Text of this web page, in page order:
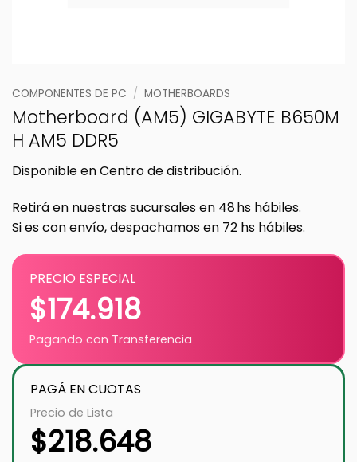
COMPONENTES DE PC / MOTHERBOARDS
Motherboard (AM5) GIGABYTE B650M
H AM5 DDR5
Disponible en Centro de distribución.
Retirá en nuestras sucursales en 48 hs hábiles.
Si es con envío, despachamos en 72 hs hábiles.
PRECIO ESPECIAL
$174.918
Pagando con Transferencia
PAGÁ EN CUOTAS
Precio de Lista
$218.648